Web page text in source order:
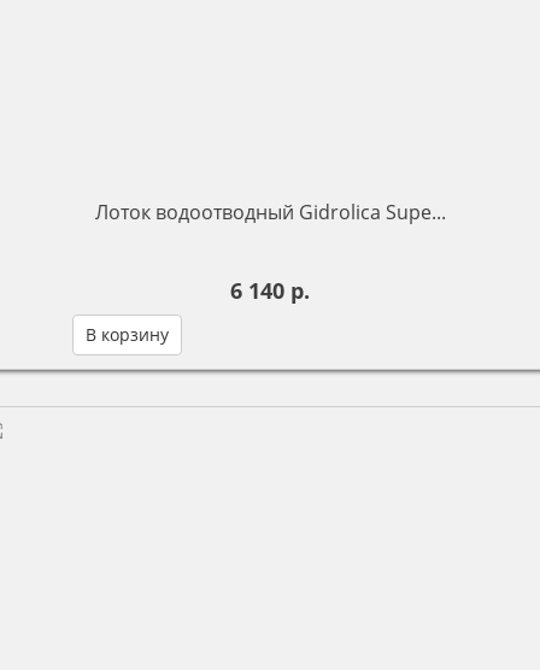
Лоток водоотводный Gidrolica Supe...
6 140 р.
В корзину